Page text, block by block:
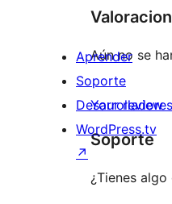
Aún no se
Your review
Soporte
¿Tienes
Aprender
Soporte
Desarrolladores
WordPress.tv
↗